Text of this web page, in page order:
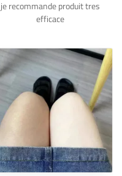
je recommande produit tres
efficace